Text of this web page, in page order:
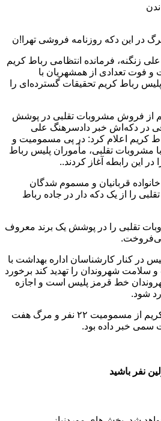
این دکه روزنامه فروشی تهرا!ن
زنگنه، فرمانده انتظامی رباط کریم
و فوت تعدادی از همشهریان با
رباط کریم تحقیقات گسترده‌ای را
از فروش مشروبات تقلبی در پوشش
در دکه‌اش خبر دادسرهنگ علی
کریم اعلام کرد: در پی مسمومیت و
مشروبات تقلبی، مأموران پلیس رباط
این رابطه آغاز کردند..
قربانیان و مسموم شدگان
را از یک دکه دار در جاده رباط
تقلبی را در پوشش یک برند معروف
در کنار کارشناسان اداره بهداشت با
سلامت شهروندان را تهدید کند برخورد
خط قرمز پلیس است و اجازه
شود.
پیش از این فرماندار رباط کریم از مسمومیت ۲۲ نفر و مرگ هفت
سمی خبر داده بود.
نفر باشید